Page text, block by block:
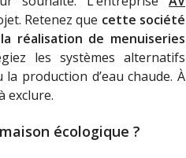
Retenez que cette société
réalisation de menuiseries
les systèmes alternatifs
production d’eau chaude. À
exclure.
écologique ?